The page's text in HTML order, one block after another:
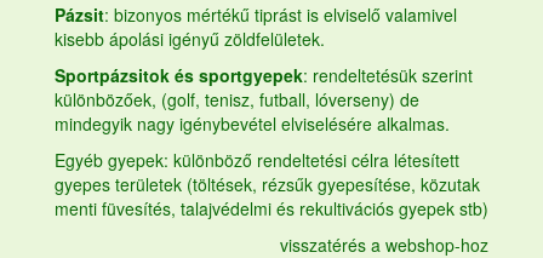
Pázsit: bizonyos mértékű tiprást is elviselő valamivel
kisebb ápolási igényű zöldfelületek.
Sportpázsitok és sportgyepek: rendeltetésük szerint
különbözőek, (golf, tenisz, futball, lóverseny) de
mindegyik nagy igénybevétel elviselésére alkalmas.
Egyéb gyepek: különböző rendeltetési célra létesített
gyepes területek (töltések, rézsűk gyepesítése, közutak
menti füvesítés, talajvédelmi és rekultivációs gyepek stb)
visszatérés a webshop-hoz